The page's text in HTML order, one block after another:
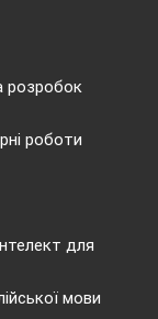
розробок
роботи
для
мови